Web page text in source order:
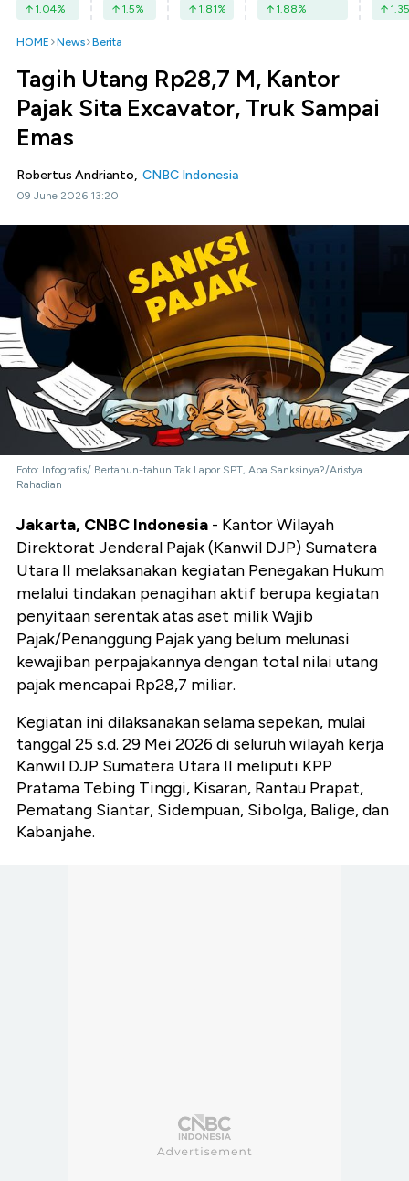
1.04% 1.5% 1.81% 1.88% 1.35
HOME News Berita
Tagih Utang Rp28,7 M, Kantor
Pajak Sita Excavator, Truk Sampai
Emas
Robertus Andrianto, CNBC Indonesia
09 June 2026 13:20
Foto: Infografis/ Bertahun-tahun Tak Lapor SPT, Apa Sanksinya?/Aristya
Rahadian
Jakarta, CNBC Indonesia - Kantor Wilayah
Direktorat Jenderal Pajak (Kanwil DJP) Sumatera
Utara II melaksanakan kegiatan Penegakan Hukum
melalui tindakan penagihan aktif berupa kegiatan
penyitaan serentak atas aset milik Wajib
Pajak/Penanggung Pajak yang belum melunasi
kewajiban perpajakannya dengan total nilai utang
pajak mencapai Rp28,7 miliar.
Kegiatan ini dilaksanakan selama sepekan, mulai
tanggal 25 s.d. 29 Mei 2026 di seluruh wilayah kerja
Kanwil DJP Sumatera Utara II meliputi KPP
Pratama Tebing Tinggi, Kisaran, Rantau Prapat,
Pematang Siantar, Sidempuan, Sibolga, Balige, dan
Kabanjahe.